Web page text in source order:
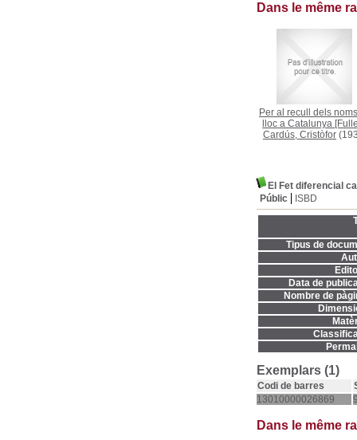
Dans le même
Per al recull dels
lloc a Catalunya
Cardús, Cristòfor
El Fet diferencial
Públic
ISBD
Tipus de
Data de
Nombre de
Exemplars (1)
Codi de barres
13010000026869
Dans le même